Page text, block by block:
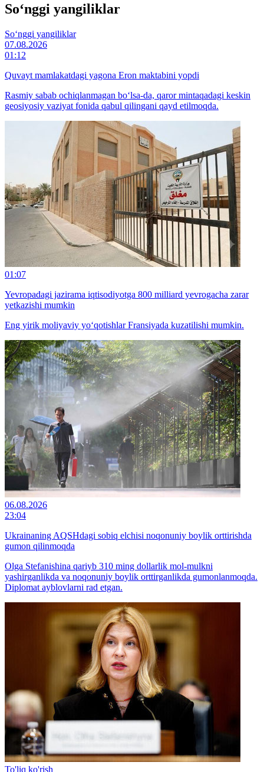
So‘nggi yangiliklar
So‘nggi yangiliklar
07.08.2026
01:12
Quvayt mamlakatdagi yagona Eron maktabini yopdi
Rasmiy sabab ochiqlanmagan bo‘lsa-da, qaror mintaqadagi keskin
geosiyosiy vaziyat fonida qabul qilingani qayd etilmoqda.
01:07
Yevropadagi jazirama iqtisodiyotga 800 milliard yevrogacha zarar
yetkazishi mumkin
Eng yirik moliyaviy yo‘qotishlar Fransiyada kuzatilishi mumkin.
06.08.2026
23:04
Ukrainaning AQSHdagi sobiq elchisi noqonuniy boylik orttirishda
gumon qilinmoqda
Olga Stefanishina qariyb 310 ming dollarlik mol-mulkni
yashirganlikda va noqonuniy boylik orttirganlikda gumonlanmoqda.
Diplomat ayblovlarni rad etgan.
To'liq ko'rish